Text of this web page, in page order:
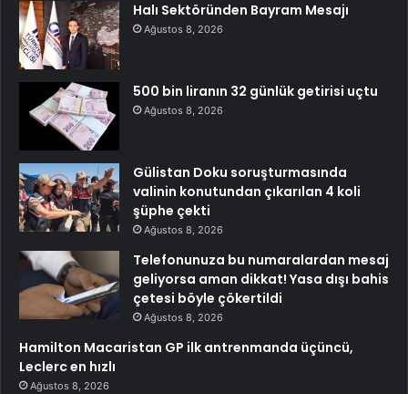
Halı Sektöründen Bayram Mesajı
Ağustos 8, 2026
500 bin liranın 32 günlük getirisi uçtu
Ağustos 8, 2026
Gülistan Doku soruşturmasında
valinin konutundan çıkarılan 4 koli
şüphe çekti
Ağustos 8, 2026
Telefonunuza bu numaralardan mesaj
geliyorsa aman dikkat! Yasa dışı bahis
çetesi böyle çökertildi
Ağustos 8, 2026
Hamilton Macaristan GP ilk antrenmanda üçüncü,
Leclerc en hızlı
Ağustos 8, 2026